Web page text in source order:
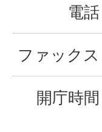
電話
ファックス
開庁時間